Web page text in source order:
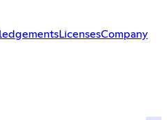
LicensesCompany